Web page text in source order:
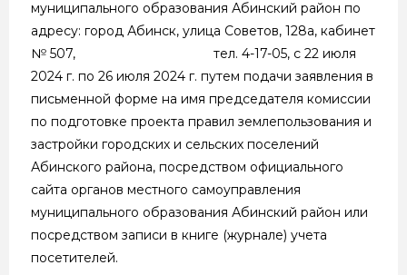
муниципального образования Абинский район по
адресу: город Абинск, улица Советов, 128а, кабинет
№ 507, тел. 4-17-05, с 22 июля
2024 г. по 26 июля 2024 г. путем подачи заявления в
письменной форме на имя председателя комиссии
по подготовке проекта правил землепользования и
застройки городских и сельских поселений
Абинского района, посредством официального
сайта органов местного самоуправления
муниципального образования Абинский район или
посредством записи в книге (журнале) учета
посетителей.